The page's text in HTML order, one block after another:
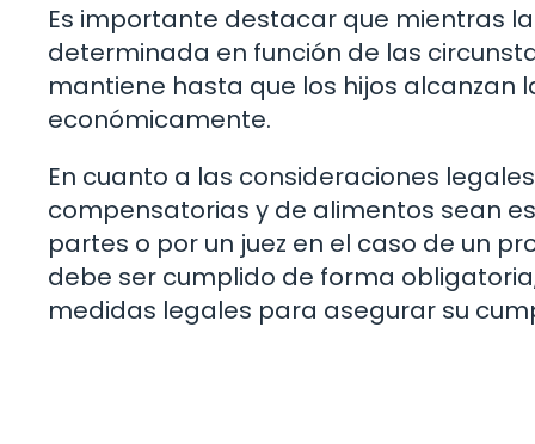
Es importante destacar que mientras
determinada en función de las
mantiene hasta que los hijos alcanzan
económicamente.
En cuanto a las consideraciones
compensatorias y de alimentos sean
partes o por un juez en el caso de un
debe ser cumplido de forma
medidas legales para asegurar su